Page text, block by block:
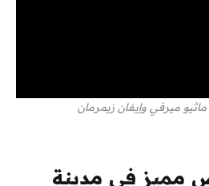
ماثيو ميرفي وإيفان زيمرمان
مميز في مدينة